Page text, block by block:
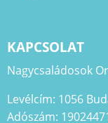
KAPCSOLAT
Nagycsaládosok
Levélcím: 1056
Adószám: